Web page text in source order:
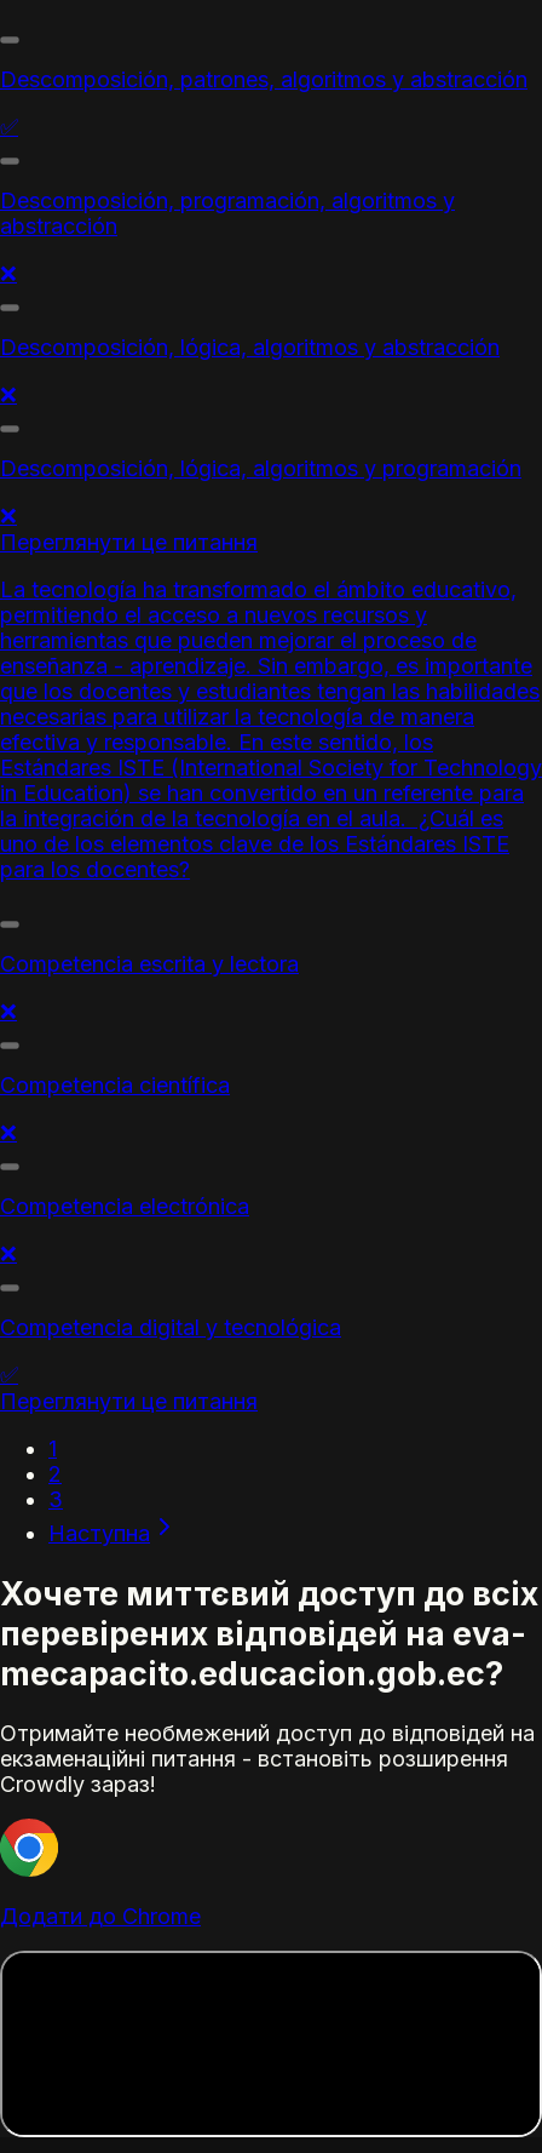
Descomposición, patrones, algoritmos y abstracción
✅
Descomposición, programación, algoritmos y
abstracción
❌
Descomposición, lógica, algoritmos y abstracción
❌
Descomposición, lógica, algoritmos y programación
❌
Переглянути це питання
La tecnología ha transformado el ámbito educativo,
permitiendo el acceso a nuevos recursos y
herramientas que pueden mejorar el proceso de
enseñanza - aprendizaje. Sin embargo, es importante
que los docentes y estudiantes tengan las habilidades
necesarias para utilizar la tecnología de manera
efectiva y responsable. En este sentido, los
Estándares ISTE (International Society for Technology
in Education) se han convertido en un referente para
la integración de la tecnología en el aula. ¿Cuál es
uno de los elementos clave de los Estándares ISTE
para los docentes?
Competencia escrita y lectora
❌
Competencia científica
❌
Competencia electrónica
❌
Competencia digital y tecnológica
✅
Переглянути це питання
1
2
3
Наступна
Хочете миттєвий доступ до всіх
перевірених відповідей на eva-
mecapacito.educacion.gob.ec?
Отримайте необмежений доступ до відповідей на
екзаменаційні питання - встановіть розширення
Crowdly зараз!
Додати до Chrome